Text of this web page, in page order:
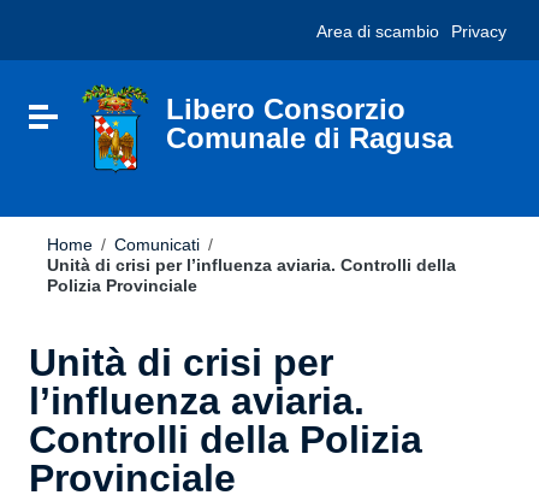
sito
include
Vai al footer
Area di scambio Privacy
Attiva / disattiva la navigazione
Libero Consorzio
Comunale di Ragusa
Home / Comunicati /
Unità di crisi per l’influenza aviaria. Controlli della
Polizia Provinciale
Unità di crisi per
l’influenza aviaria.
Controlli della Polizia
Provinciale